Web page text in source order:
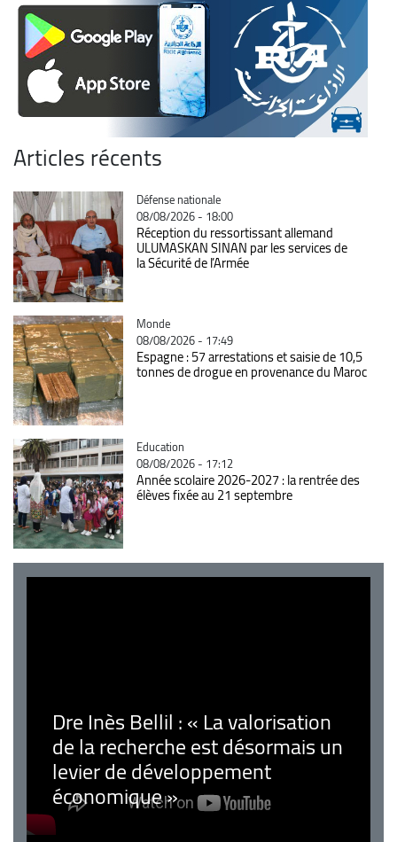
Articles récents
Catégorie
Défense nationale
08/08/2026 - 18:00
Réception du ressortissant allemand
ULUMASKAN SINAN par les services de
la Sécurité de l’Armée
Catégorie
Monde
08/08/2026 - 17:49
Espagne : 57 arrestations et saisie de 10,5
tonnes de drogue en provenance du Maroc
Catégorie
Education
08/08/2026 - 17:12
Année scolaire 2026-2027 : la rentrée des
élèves fixée au 21 septembre
Dre Inès Bellil : « La valorisation
de la recherche est désormais un
levier de développement
économique »